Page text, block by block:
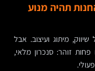
תהיה מנוע
מיתוג ועיצוב. אבל
זוהר: סנכרון מלאי,